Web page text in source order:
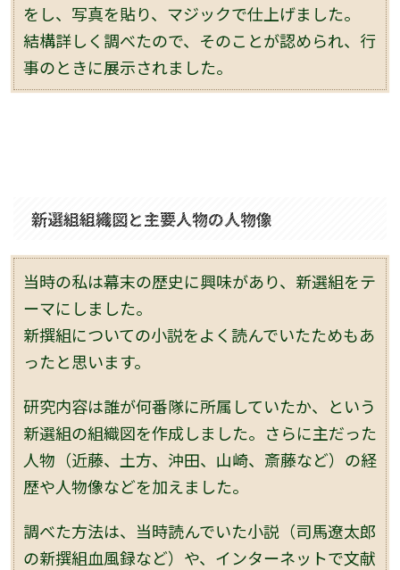
をし、写真を貼り、マジックで仕上げました。
結構詳しく調べたので、そのことが認められ、行
事のときに展示されました。
新選組組織図と主要人物の人物像
当時の私は幕末の歴史に興味があり、新選組をテ
ーマにしました。
新撰組についての小説をよく読んでいたためもあ
ったと思います。
研究内容は誰が何番隊に所属していたか、という
新選組の組織図を作成しました。さらに主だった
人物（近藤、土方、沖田、山崎、斎藤など）の経
歴や人物像などを加えました。
調べた方法は、当時読んでいた小説（司馬遼太郎
の新撰組血風録など）や、インターネットで文献